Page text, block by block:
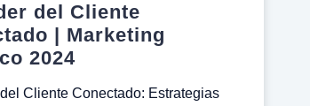
del Cliente
| Marketing
2024
Cliente Conectado: Estrategias